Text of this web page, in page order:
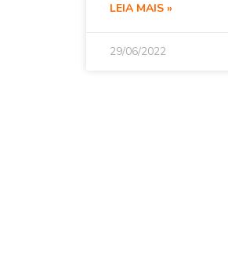
LEIA MAIS »
29/06/2022